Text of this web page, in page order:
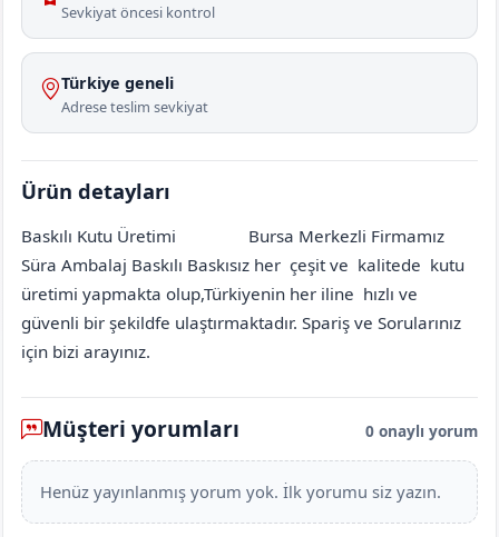
Sevkiyat öncesi kontrol
Türkiye geneli
Adrese teslim sevkiyat
Ürün detayları
Baskılı Kutu Üretimi
Bursa Merkezli Firmamız
Süra Ambalaj Baskılı Baskısız her çeşit ve kalitede kutu
üretimi yapmakta olup,Türkiyenin her iline hızlı ve
güvenli bir şekildfe ulaştırmaktadır. Spariş ve Sorularınız
için bizi arayınız.
Müşteri yorumları 0 onaylı yorum
Henüz yayınlanmış yorum yok. İlk yorumu siz yazın.